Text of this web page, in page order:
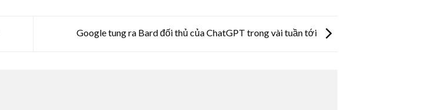
Google tung ra Bard đối thủ của ChatGPT trong vài tuần tới